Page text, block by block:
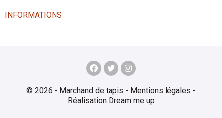
INFORMATIONS
© 2026 - Marchand de tapis - Mentions légales -
Réalisation Dream me up